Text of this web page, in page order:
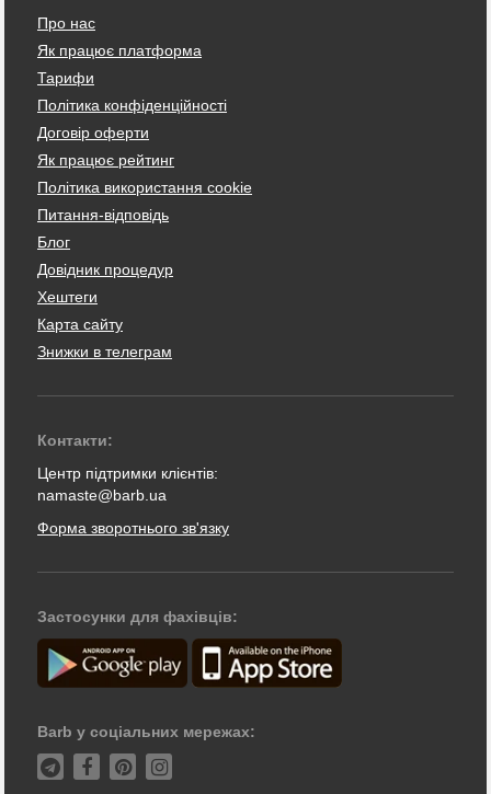
Про нас
Як працює платформа
Тарифи
Політика конфіденційності
Договір оферти
Як працює рейтинг
Політика використання cookie
Питання-відповідь
Блог
Довідник процедур
Хештеги
Карта сайту
Знижки в телеграм
Контакти:
Центр підтримки клієнтів:
namaste@barb.ua
Форма зворотнього зв'язку
Застосунки для фахівців:
Barb у соціальних мережах: